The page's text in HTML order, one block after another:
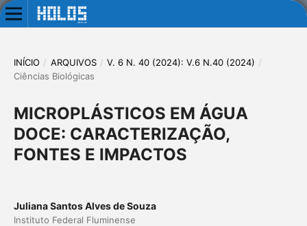
INÍCIO / ARQUIVOS / V. 6 N. 40 (2024): V.6 N.40 (2024) /
Ciências Biológicas
MICROPLÁSTICOS EM ÁGUA
DOCE: CARACTERIZAÇÃO,
FONTES E IMPACTOS
Juliana Santos Alves de Souza
Instituto Federal Fluminense